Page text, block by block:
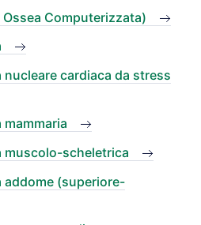
Computerizzata)
cardiaca da stress
muscolo-scheletrica
addome (superiore-